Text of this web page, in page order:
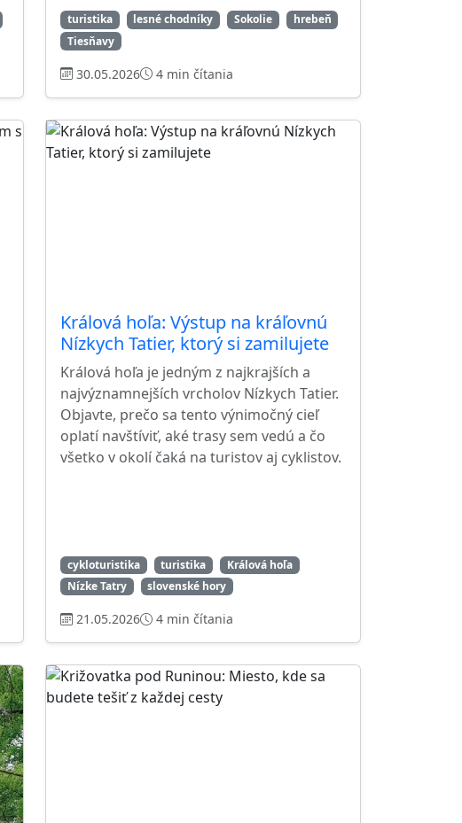
turistika lesné chodníky Sokolie
hrebeň
Tiesňavy
30.05.2026 4 min čítania
Králová hoľa: Výstup na kráľovnú
Nízkych Tatier, ktorý si zamilujete
Králová hoľa je jedným z najkrajších a
najvýznamnejších vrcholov Nízkych Tatier.
Objavte, prečo sa tento výnimočný cieľ
oplatí navštíviť, aké trasy sem vedú a čo
všetko v okolí čaká na turistov aj cyklistov.
cykloturistika turistika
Králová hoľa
Nízke Tatry
slovenské hory
21.05.2026 4 min čítania